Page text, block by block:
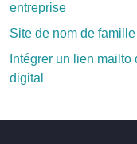
entreprise
Site de nom de
Intégrer un lien
digital